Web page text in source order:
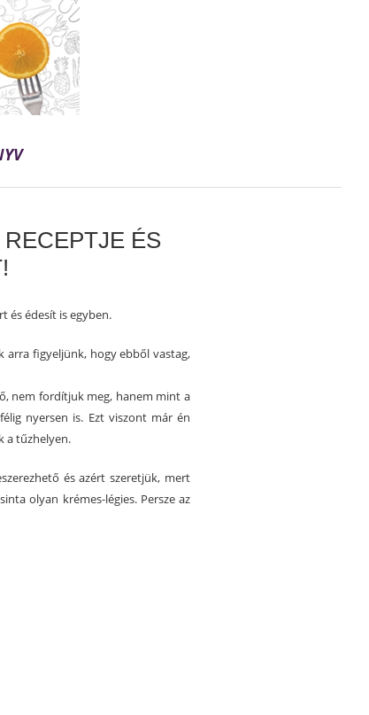
ÉS
és édesít is egyben.
arra figyeljünk, hogy ebből vastag,
nem fordítjuk meg, hanem mint a
nyersen is. Ezt viszont már én
a tűzhelyen.
és azért szeretjük, mert
olyan krémes-légies. Persze az